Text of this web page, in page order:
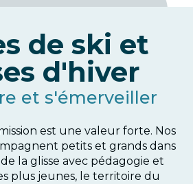
de ski et
d'hiver
et s'émerveiller
est une valeur forte. Nos
petits et grands dans
de la glisse avec pédagogie et
plus jeunes, le territoire du